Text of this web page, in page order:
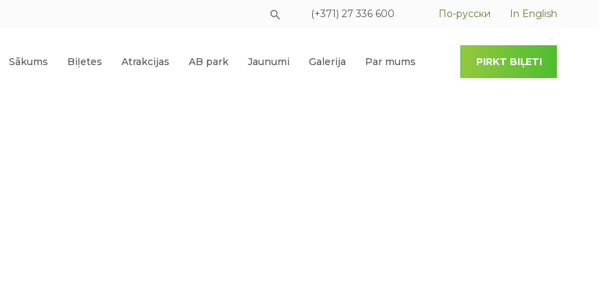
(+371) 27 336 600 По-русски In English
Sākums Biļetes Atrakcijas AB park Jaunumi Galerija Par mums PIRKT BIĻETI